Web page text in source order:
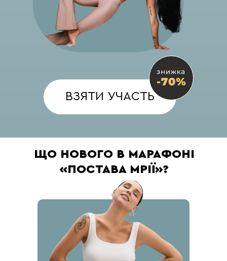
ВЗЯТИ УЧАСТЬ
ЩО НОВОГО В МАРАФОНІ
«ПОСТАВА МРІЇ»?